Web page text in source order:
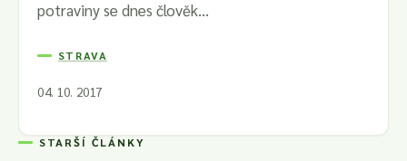
potraviny se dnes člověk...
STRAVA
04. 10. 2017
STARŠÍ ČLÁNKY